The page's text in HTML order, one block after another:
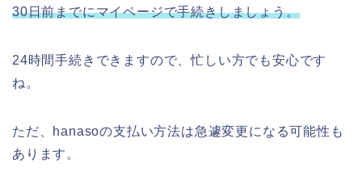
30日前までにマイページで手続きしましょう。
24時間手続きできますので、忙しい方でも安心です
ね。
ただ、hanasoの支払い方法は急遽変更になる可能性も
あります。